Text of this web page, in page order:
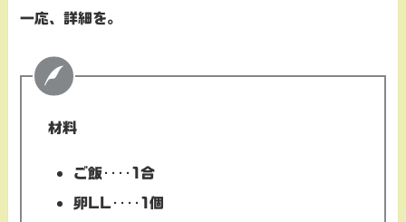
一応、詳細を。
材料
ご飯‥‥1合
卵LL‥‥1個